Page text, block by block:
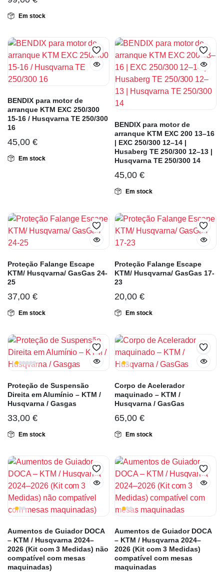
Em stock
BENDIX para motor de
arranque KTM EXC 250/300
15-16 / Husqvarna TE 250/300
16
45,00 €
Em stock
BENDIX para motor de
arranque KTM EXC 200 13–16
| EXC 250/300 12–14 |
Husaberg TE 250/300 12–13 |
Husqvarna TE 250/300 14
45,00 €
Em stock
Proteção Falange Escape
KTM/ Husqvarna/ GasGas 24-
25
37,00 €
Em stock
Proteção Falange Escape
KTM/ Husqvarna/ GasGas 17-
23
20,00 €
Em stock
Proteção de Suspensão
Direita em Alumínio – KTM /
Husqvarna / Gasgas
33,00 €
Em stock
Corpo de Acelerador
maquinado – KTM /
Husqvarna / GasGas
65,00 €
Em stock
Aumentos de Guiador DOCA
– KTM / Husqvarna 2024–
2026 (Kit com 3 Medidas) não
compatível com mesas
maquinadas)
Aumentos de Guiador DOCA
– KTM / Husqvarna 2024–
2026 (Kit com 3 Medidas)
compatível com mesas
maquinadas